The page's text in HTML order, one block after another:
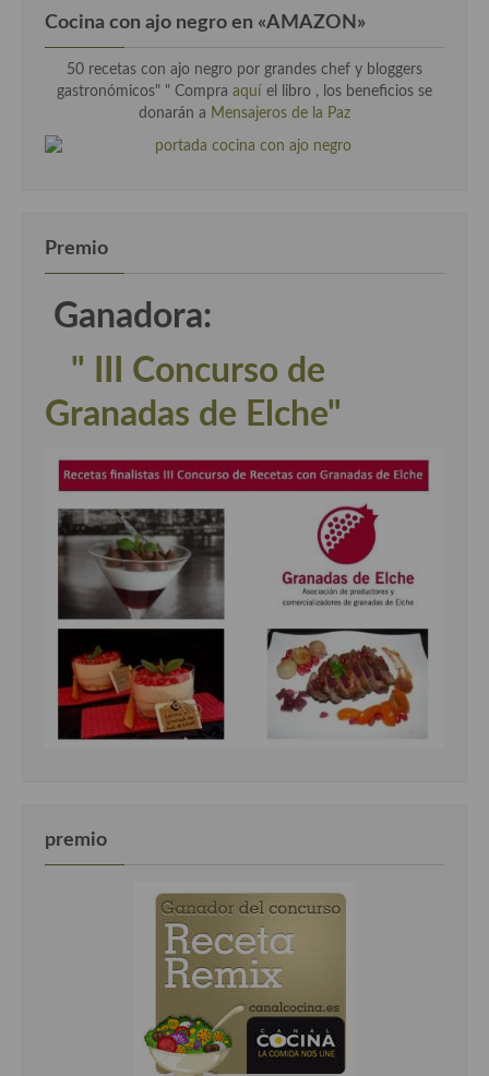
Cocina con ajo negro en «AMAZON»
50 recetas con ajo negro por grandes chef y bloggers
gastronómicos" " Compra aquí el libro , los beneficios se
donarán a Mensajeros de la Paz
Premio
Ganadora:
" III Concurso de
Granadas de Elche"
premio